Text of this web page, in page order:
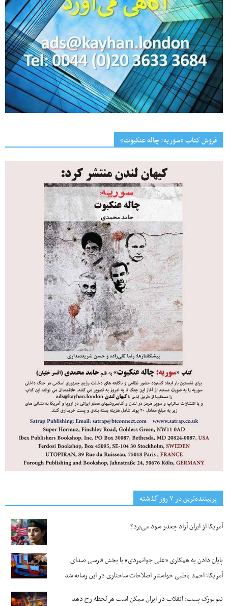
فروش کتاب «سوریه: چاله عنکبوت»
پربیننده‌ترین‌ در ۷ روز گذشته
آمریکا از ایران آزاد چقدر سود می‌برد؟
پایان دادن به همکاری «علی جوانمردی» با بخش فارسی صدای
آمریکا؛ احمد باطبی خواستار اصلاحات ساختاری در این رسانه شد
نیویورک پست: انقلاب در ایران ممکن است هر لحظه رخ دهد